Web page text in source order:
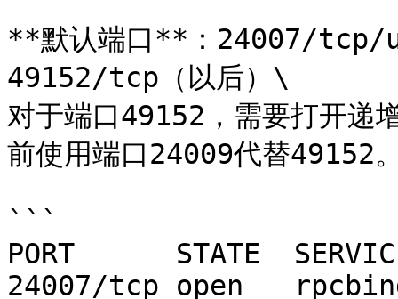
**默认端口**：24007/tcp/
49152/tcp（以后）\
对于端口49152，需要打开
前使用端口24009代替49152
```
PORT      STATE
24007/tcp open